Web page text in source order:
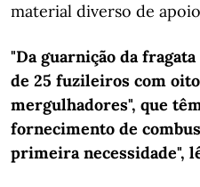
material diverso de
"Da guarnição da
de 25 fuzileiros com
mergulhadores", que
fornecimento de
primeira necessidade",